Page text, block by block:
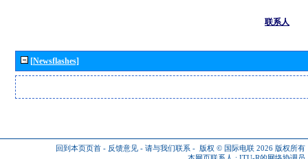
联系人
[Newsflashes]
回到本页页首 - 反馈意见 - 请与我们联系 - 版权 © 国际电联 2026 版权所有